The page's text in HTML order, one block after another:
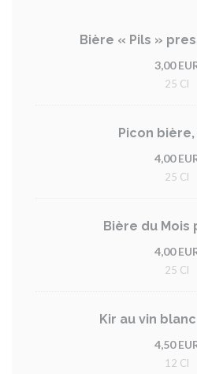
Bière « Pils »
3,00
25 Cl
Picon bière,
4,00
25 Cl
Bière du Mois
4,00
25 Cl
Kir au vin blanc
4,50
12 Cl